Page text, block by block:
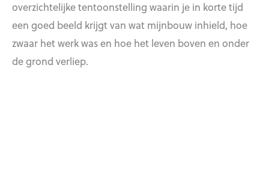
overzichtelijke tentoonstelling waarin je in korte tijd
een goed beeld krijgt van wat mijnbouw inhield, hoe
zwaar het werk was en hoe het leven boven en onder
de grond verliep.